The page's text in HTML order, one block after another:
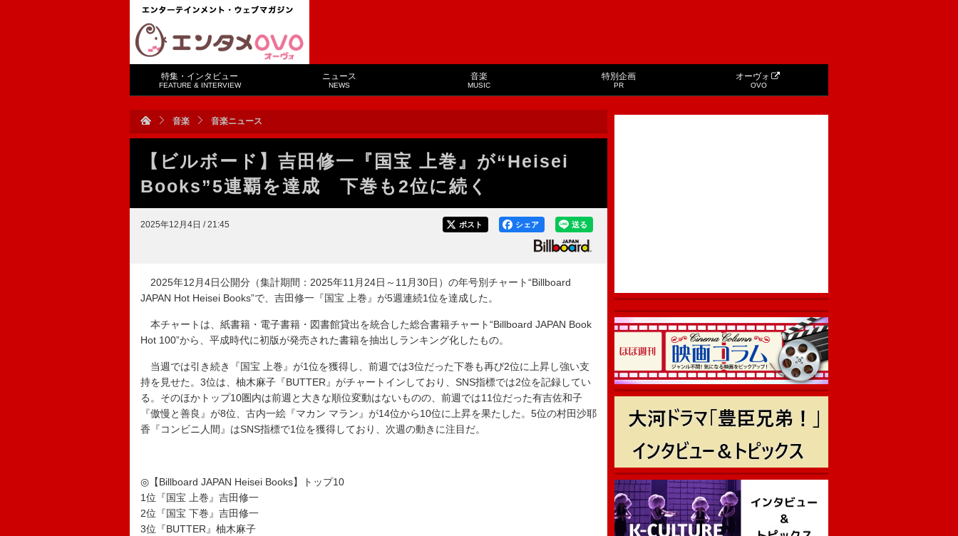
特集・インタビュー
FEATURE & INTERVIEW
ニュース
NEWS
音楽
MUSIC
特別企画
PR
オーヴォ
OVO
音楽 音楽ニュース
【ビルボード】吉田修一『国宝 上巻』が“Heisei
Books”5連覇を達成 下巻も2位に続く
2025年12月4日 / 21:45 送る
シェア
ポスト
2025年12月4日公開分（集計期間：2025年11月24日～11月30日）の年号別チャート“Billboard
JAPAN Hot Heisei Books”で、吉田修一『国宝 上巻』が5週連続1位を達成した。
本チャートは、紙書籍・電子書籍・図書館貸出を統合した総合書籍チャート“Billboard JAPAN Book
Hot 100”から、平成時代に初版が発売された書籍を抽出しランキング化したもの。
当週では引き続き『国宝 上巻』が1位を獲得し、前週では3位だった下巻も再び2位に上昇し強い支
持を見せた。3位は、柚木麻子『BUTTER』がチャートインしており、SNS指標では2位を記録してい
る。そのほかトップ10圏内は前週と大きな順位変動はないものの、前週では11位だった有吉佐和子
『傲慢と善良』が8位、古内一絵『マカン マラン』が14位から10位に上昇を果たした。5位の村田沙耶
香『コンビニ人間』はSNS指標で1位を獲得しており、次週の動きに注目だ。
◎【Billboard JAPAN Heisei Books】トップ10
1位『国宝 上巻』吉田修一
2位『国宝 下巻』吉田修一
3位『BUTTER』柚木麻子